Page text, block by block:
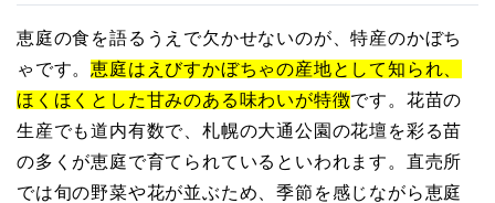
恵庭の食を語るうえで欠かせないのが、特産のかぼち
ゃです。恵庭はえびすかぼちゃの産地として知られ、
ほくほくとした甘みのある味わいが特徴です。花苗の
生産でも道内有数で、札幌の大通公園の花壇を彩る苗
の多くが恵庭で育てられているといわれます。直売所
では旬の野菜や花が並ぶため、季節を感じながら恵庭